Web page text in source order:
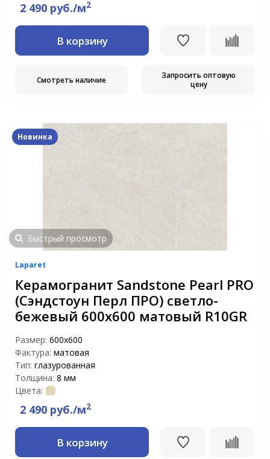
2 490 руб./м2
В корзину
Смотреть наличие
Запросить оптовую
цену
Новинка
Быстрый просмотр
Laparet
Керамогранит Sandstone Pearl PRO
(Сэндстоун Перл ПРО) светло-
бежевый 600x600 матовый R10GR
Размер: 600x600
Фактура: матовая
Тип: глазурованная
Толщина: 8 мм
Цвета:
2 490 руб./м2
В корзину